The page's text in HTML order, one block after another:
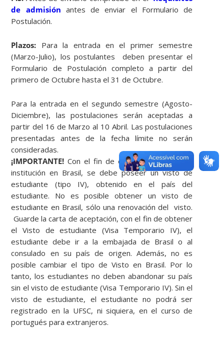
de admisión antes de enviar el Formulario de
Postulación.
Plazos: Para la entrada en el primer semestre
(Marzo-Julio), los postulantes deben presentar el
Formulario de Postulación completo a partir del
primero de Octubre hasta el 31 de Octubre.
Para la entrada en el segundo semestre (Agosto-
Diciembre), las postulaciones serán aceptadas a
partir del 16 de Marzo al 10 Abril. Las postulaciones
presentadas antes de la fecha límite no serán
consideradas.
¡IMPORTANTE! Con el fin de estudiar en cualquier
institución en Brasil, se debe poseer un visto de
estudiante (tipo IV), obtenido en el país del
estudiante. No es posible obtener un visto de
estudiante en Brasil, sólo una renovación del visto.
Guarde la carta de aceptación, con el fin de obtener
el Visto de estudiante (Visa Temporario IV), el
estudiante debe ir a la embajada de Brasil o al
consulado en su país de origen. Además, no es
posible cambiar el tipo de Visto en Brasil. Por lo
tanto, los estudiantes no deben abandonar su país
sin el visto de estudiante (Visa Temporario IV). Sin el
visto de estudiante, el estudiante no podrá ser
registrado en la UFSC, ni siquiera, en el curso de
portugués para extranjeros.